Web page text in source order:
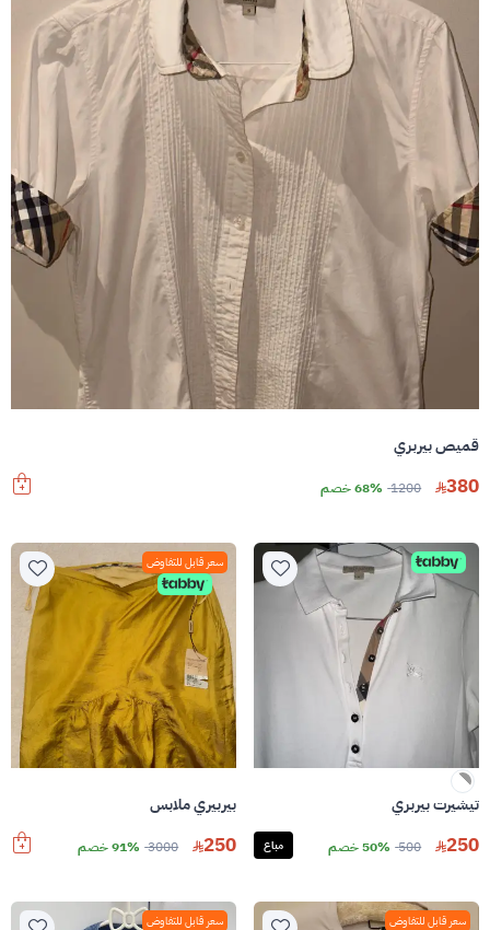
قميص بيربري
380
1200 68% خصم
تيشيرت بيربري
250
500 50% خصم مباع
سعر قابل للتفاوض
بيربيري ملابس
250
3000 91% خصم
سعر قابل للتفاوض سعر قابل للتفاوض